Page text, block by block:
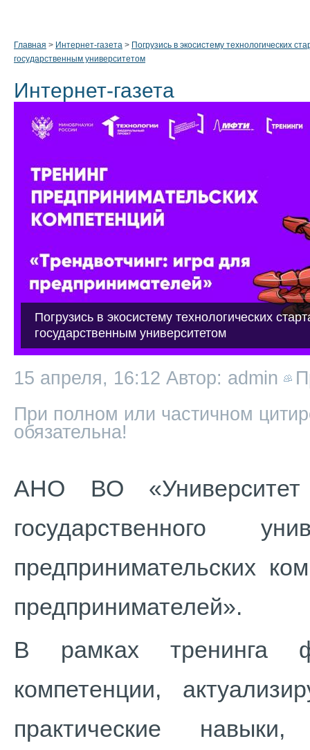
Главная > Интернет-газета > Погрузись в экосистему технологических
государственным университетом
Интернет-газета
Погрузись в экосистему технологических
государственным университетом
15 апреля, 16:12 Автор: admin
При полном или частичном
обязательна!
АНО ВО «Университет
государственного
предпринимательских
предпринимателей».
В рамках тренинга
компетенции,
практические